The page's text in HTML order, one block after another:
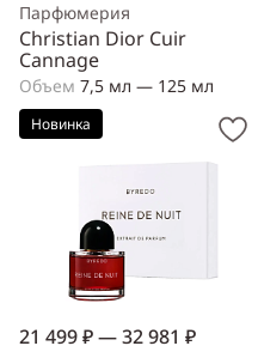
Парфюмерия
Christian Dior Cuir
Cannage
Объем 7,5 мл — 125 мл
Новинка
21 499 ₽ — 32 981 ₽